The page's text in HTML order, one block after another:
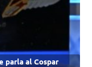
parla al Cospar